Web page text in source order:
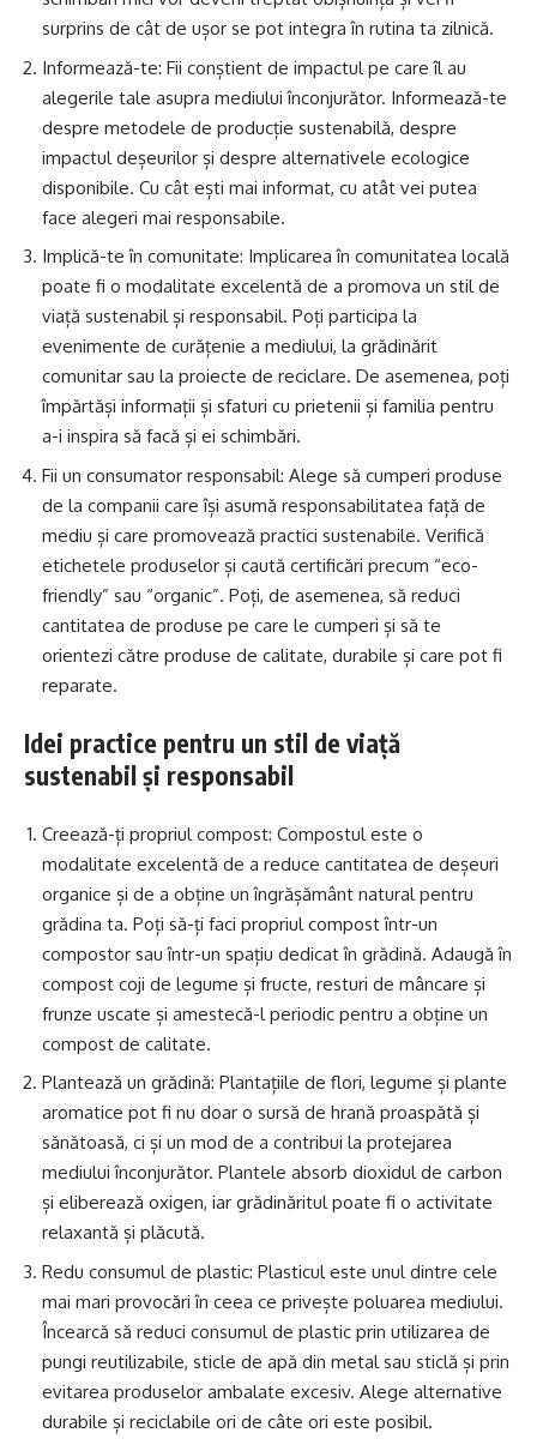
surprins de cât de ușor se pot integra în rutina ta zilnică.
Informează-te: Fii conștient de impactul pe care îl au
alegerile tale asupra mediului înconjurător. Informează-te
despre metodele de producție sustenabilă, despre
impactul deșeurilor și despre alternativele ecologice
disponibile. Cu cât ești mai informat, cu atât vei putea
face alegeri mai responsabile.
Implică-te în comunitate: Implicarea în comunitatea locală
poate fi o modalitate excelentă de a promova un stil de
viață sustenabil și responsabil. Poți participa la
evenimente de curățenie a mediului, la grădinărit
comunitar sau la proiecte de reciclare. De asemenea, poți
împărtăși informații și sfaturi cu prietenii și familia pentru
a-i inspira să facă și ei schimbări.
Fii un consumator responsabil: Alege să cumperi produse
de la companii care își asumă responsabilitatea față de
mediu și care promovează practici sustenabile. Verifică
etichetele produselor și caută certificări precum “eco-
friendly” sau “organic”. Poți, de asemenea, să reduci
cantitatea de produse pe care le cumperi și să te
orientezi către produse de calitate, durabile și care pot fi
reparate.
Idei practice pentru un stil de viață
sustenabil și responsabil
Creează-ți propriul compost: Compostul este o
modalitate excelentă de a reduce cantitatea de deșeuri
organice și de a obține un îngrășământ natural pentru
grădina ta. Poți să-ți faci propriul compost într-un
compostor sau într-un spațiu dedicat în grădină. Adaugă în
compost coji de legume și fructe, resturi de mâncare și
frunze uscate și amestecă-l periodic pentru a obține un
compost de calitate.
Plantează un grădină: Plantațiile de flori, legume și plante
aromatice pot fi nu doar o sursă de hrană proaspătă și
sănătoasă, ci și un mod de a contribui la protejarea
mediului înconjurător. Plantele absorb dioxidul de carbon
și eliberează oxigen, iar grădinăritul poate fi o activitate
relaxantă și plăcută.
Redu consumul de plastic: Plasticul este unul dintre cele
mai mari provocări în ceea ce privește poluarea mediului.
Încearcă să reduci consumul de plastic prin utilizarea de
pungi reutilizabile, sticle de apă din metal sau sticlă și prin
evitarea produselor ambalate excesiv. Alege alternative
durabile și reciclabile ori de câte ori este posibil.